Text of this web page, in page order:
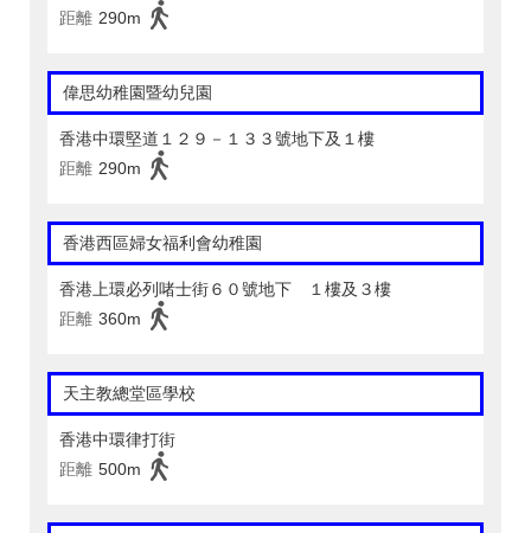
距離 290m
偉思幼稚園暨幼兒園
香港中環堅道１２９－１３３號地下及１樓
距離 290m
香港西區婦女福利會幼稚園
香港上環必列啫士街６０號地下 １樓及３樓
距離 360m
天主教總堂區學校
香港中環律打街
距離 500m